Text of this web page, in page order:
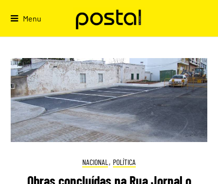
Menu
NACIONAL , POLÍTICA